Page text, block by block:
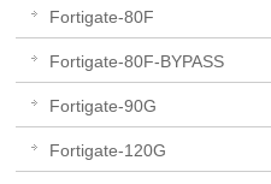
Fortigate-80F
Fortigate-80F-BYPASS
Fortigate-90G
Fortigate-120G